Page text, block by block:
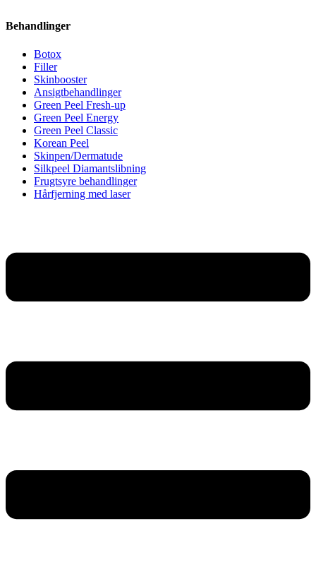
Behandlinger
Botox
Filler
Skinbooster
Ansigtbehandlinger
Green Peel Fresh-up
Green Peel Energy
Green Peel Classic
Korean Peel
Skinpen/Dermatude
Silkpeel Diamantslibning
Frugtsyre behandlinger
Hårfjerning med laser